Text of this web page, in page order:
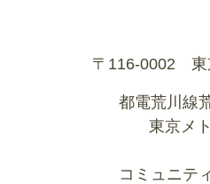
〒116-0002 東
都電荒川線
東京メトロ
コミュニテ